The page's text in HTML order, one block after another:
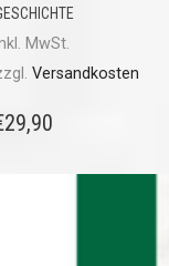
MwSt.
Versandkosten
29,90